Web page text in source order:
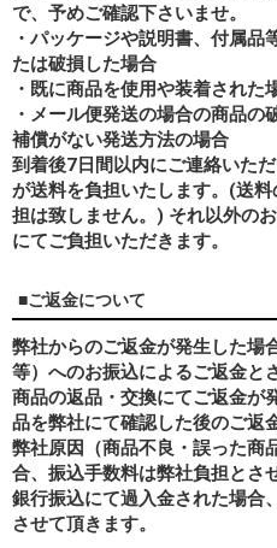
で、予めご確認下さいませ。
・パッケージや説明書、付属品
たは破損した場合
・既に商品を使用や装着された
・メール便発送の場合の商品
補償がない発送方法の場合
到着後7日間以内にご連絡いた
が送料を負担いたします。(送
担は致しません。) それ以外の
にてご負担いただきます。
■ご返金について
弊社からのご返金が発生した場
等）へのお振込によるご返金と
商品の返品・交換にてご返金が
品を弊社にて確認した後のご返
弊社原因（商品不良・誤った商
合、振込手数料は弊社負担とさ
銀行振込にて過入金された場合
させて頂きます。